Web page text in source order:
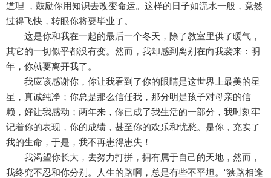
道理 ，鼓励你用知识去改变命运。这样的日子如流水一般，竟然
过得飞快，转眼你将要毕业了。
这是你和我在一起的最后一个冬天，除了教室里供了暖气，
其它的一切似乎都没有变。然而，我却感到离别在向我袭来：明
年，你就要离开我了。
我应该感谢你，你让我看到了你的眼睛是这世界上最美的星
星，真诚纯净；你总是那么信任我，那分明是孩子对母亲的信
赖，好让我感动；两年来，你已成了我生活的一部分，我时刻牢
记着你的表现，你的成绩，甚至你的欢乐和忧愁。是你，充实了
我的生命，于是，我不再患得患失！
我渴望你长大，去努力打拼，拥有属于自己的天地，然而，
我终究不忍和你分别。人生的路啊，总是有些不平坦。“狭路相逢